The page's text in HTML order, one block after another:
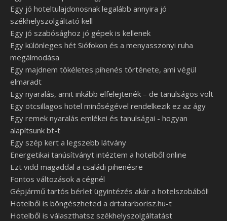
Egy jó hoteltulajdonosnak legalább annyira jó
székhelyszolgáltató kell
Egy jó szabósághoz jó gépek is kellenek
Egy különleges hét Siófokon és a menyasszonyi ruha
megálmodása
Egy majdnem tökéletes pihenés története, ami végül
elmaradt
Egy nyaralás, amit inkább elfelejtenék – de tanulságos volt
Egy ötcsillagos hotel minőségével rendelkezik ez az ágy
Egy remek nyaralás emlékei és tanulságai - hogyan
alapítsunk bt-t
Egy szép kert a legszebb látvány
Energetikai tanúsítványt intéztem a hotelből online
Ezt vidd magaddal a családi pihenésre
Fontos változások a cégnél
Gépjármű tartós bérlet ügyintézés akár a hotelszobából!
Hotelből is böngészheted a drtatarborisz.hu-t
Hotelből is választhatsz székhelyszolgáltatást